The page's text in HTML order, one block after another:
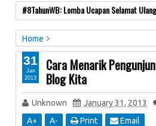
#8TahunWB: Lomba Ucapan Selamat
Home
Blogging
Cara Menarik Pengunjung Ke Situs
Cara Menarik
Blog Kita
Unknown January 31, 2013
A+ A- Print Email
31
Jan
2013